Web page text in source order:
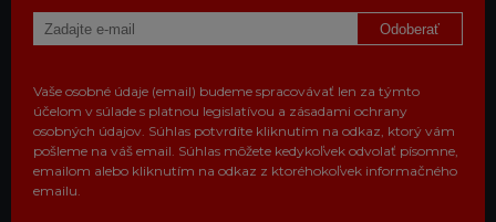
Odoberať
Vaše osobné údaje (email) budeme spracovávať len za týmto
účelom v súlade s platnou legislatívou a zásadami ochrany
osobných údajov. Súhlas potvrdíte kliknutím na odkaz, ktorý vám
pošleme na váš email. Súhlas môžete kedykoľvek odvolať písomne,
emailom alebo kliknutím na odkaz z ktoréhokoľvek informačného
emailu.